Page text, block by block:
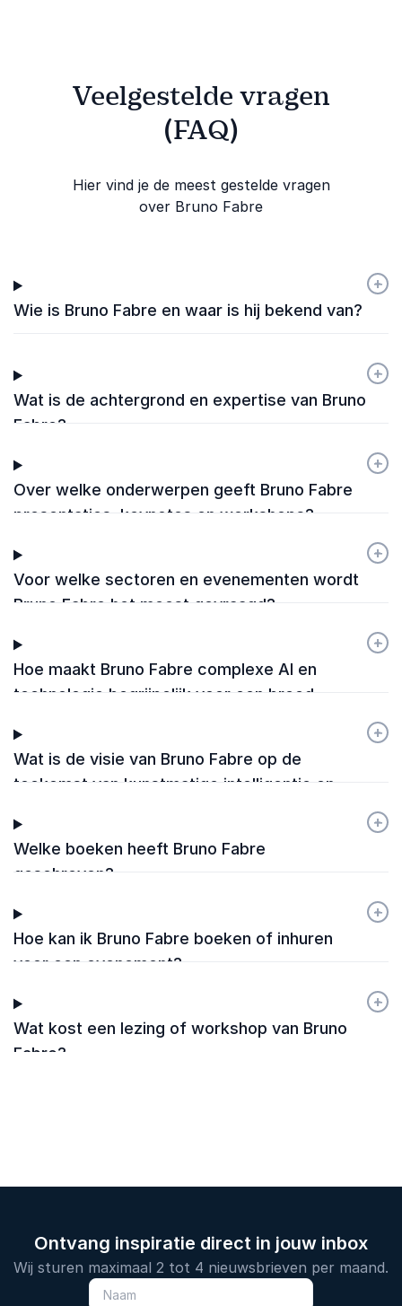
Veelgestelde vragen
(FAQ)
Hier vind je de meest gestelde vragen
over Bruno Fabre
Wie is Bruno Fabre en waar is hij bekend van?
+
-
Wat is de achtergrond en expertise van Bruno
Fabre?
+
-
Over welke onderwerpen geeft Bruno Fabre
presentaties, keynotes en workshops?
+
-
Voor welke sectoren en evenementen wordt
Bruno Fabre het meest gevraagd?
+
-
Hoe maakt Bruno Fabre complexe AI en
technologie begrijpelijk voor een breed
+
-
Wat is de visie van Bruno Fabre op de
toekomst van kunstmatige intelligentie en
+
-
Welke boeken heeft Bruno Fabre
geschreven?
+
-
Hoe kan ik Bruno Fabre boeken of inhuren
voor een evenement?
+
-
Wat kost een lezing of workshop van Bruno
Fabre?
+
-
Ontvang inspiratie direct in jouw inbox
Wij sturen maximaal 2 tot 4 nieuwsbrieven per maand.